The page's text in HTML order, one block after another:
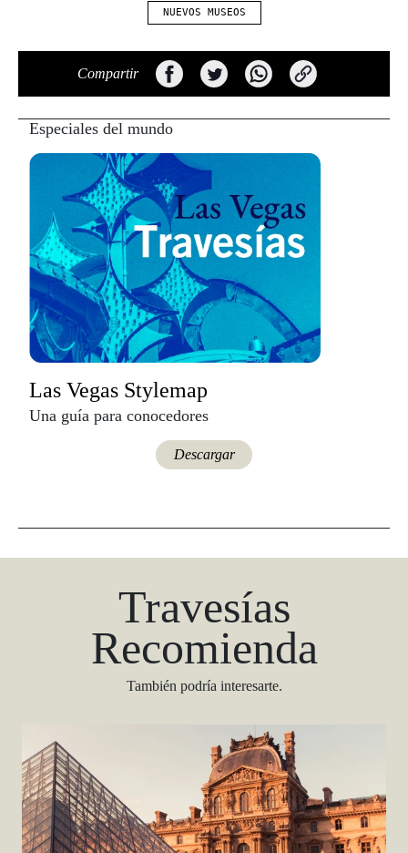
Especiales del mundo
Las Vegas Stylemap
Descargar
Travesías
Recomienda
También podría interesarte.